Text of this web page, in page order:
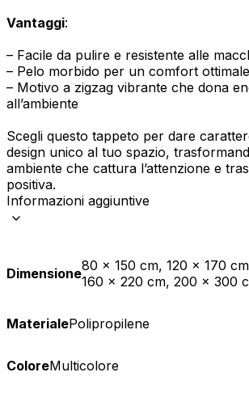
Vantaggi:
– Facile da pulire e resistente alle
– Pelo morbido per un comfort ottimale
– Motivo a zigzag vibrante che dona
all’ambiente
Scegli questo tappeto per dare
design unico al tuo spazio,
ambiente che cattura l’attenzione e
positiva.
Informazioni aggiuntive
Dimensione80 x 150 cm, 120 x 170
160 x 220 cm, 200 x 300
MaterialePolipropilene
ColoreMulticolore